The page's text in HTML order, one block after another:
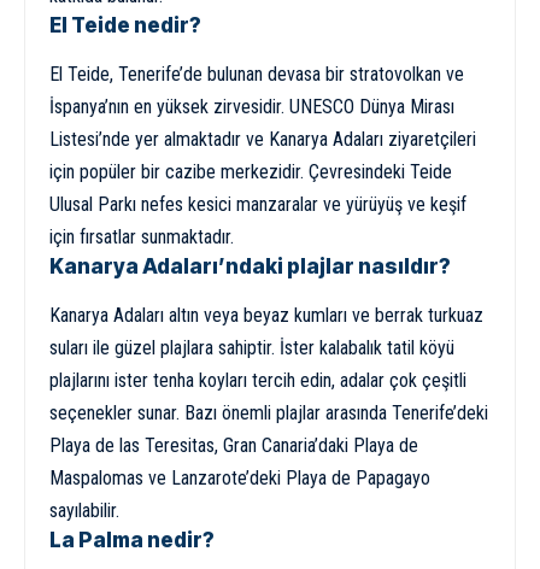
El Teide nedir?
El Teide, Tenerife’de bulunan devasa bir stratovolkan ve
İspanya’nın en yüksek zirvesidir. UNESCO Dünya Mirası
Listesi’nde yer almaktadır ve Kanarya Adaları ziyaretçileri
için popüler bir cazibe merkezidir. Çevresindeki Teide
Ulusal Parkı nefes kesici manzaralar ve yürüyüş ve keşif
için fırsatlar sunmaktadır.
Kanarya Adaları’ndaki plajlar nasıldır?
Kanarya Adaları altın veya beyaz kumları ve berrak turkuaz
suları ile güzel plajlara sahiptir. İster kalabalık tatil köyü
plajlarını ister tenha koyları tercih edin, adalar çok çeşitli
seçenekler sunar. Bazı önemli plajlar arasında Tenerife’deki
Playa de las Teresitas, Gran Canaria’daki Playa de
Maspalomas ve Lanzarote’deki Playa de Papagayo
sayılabilir.
La Palma nedir?